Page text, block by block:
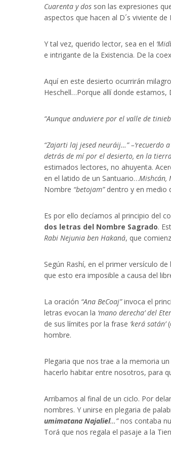
Cuarenta y dos son las expresiones
aspectos que hacen al D´s viviente de
Y tal vez, querido lector, sea en el
e intrigante de la Existencia. De la
Aquí en este desierto ocurrirán
Heschell…Porque allí donde estamos,
“Aunque anduviere por el valle de
“Zajarti laj jesed neuráij…” –‘recuerdo
detrás de mí por el desierto, en la
estimados lectores, no ahuyenta.
en el latido de un Santuario…Mishcán,
Nombre “betojam”dentro y en medio
Es por ello decíamos al principio del
dos letras del Nombre Sagrado.
Rabi Nejunia ben Hakaná, que
Según Rashí, en el primer versículo
que esto era imposible a causa del
La oración “Ana BeCoaj”invoca el
letras evocan la ‘mano derecha’ del
de sus límites por la frase ‘kerá satán’
hombre.
Plegaria que nos trae a la memoria
hacerlo habitar entre nosotros, para
Arribamos al final de un ciclo. Por
nombres. Y unirse en plegaria de
umimatana Najaliel…”nos contaba
Torá que nos regala el pasaje a la